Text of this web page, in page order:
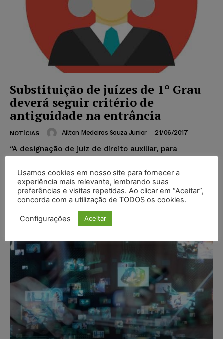
Substituição de juízes de 1º Grau
deverá seguir critério de
antiguidade na entrância
NOTÍCIAS Ailton Medeiros Souza Junior - 21/06/2017
“A designação de juiz de direito auxiliar, para
substituir os magistrados, nas suas faltas temporárias
e ocasionais, obedecerá ao critério de antiguidade na
entrância.”....
Popular
Usamos cookies em nosso site para fornecer a
experiência mais relevante, lembrando suas
preferências e visitas repetidas. Ao clicar em “Aceitar”,
concorda com a utilização de TODOS os cookies.
Configurações Aceitar